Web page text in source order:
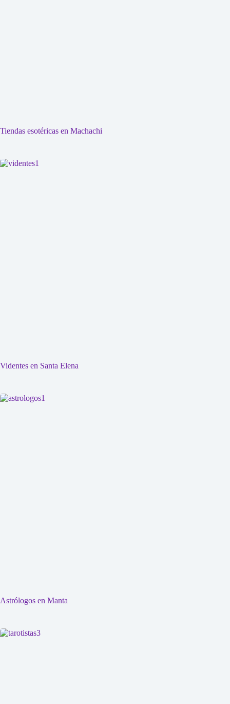
Tiendas esotéricas en Machachi
Videntes en Santa Elena
Astrólogos en Manta